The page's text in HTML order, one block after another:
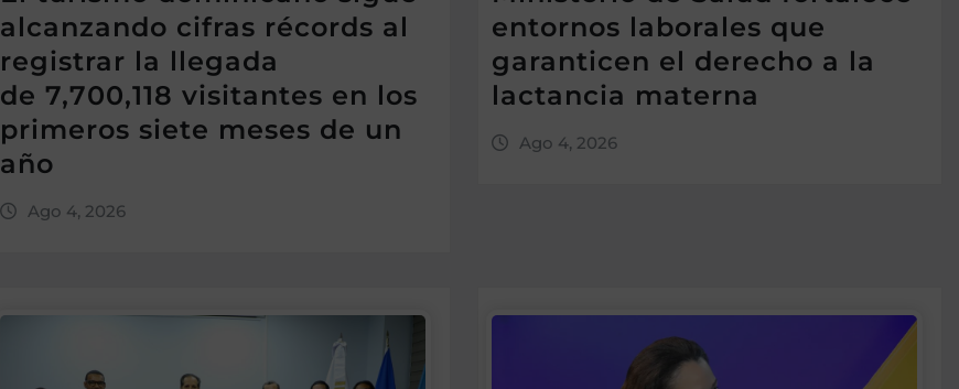
alcanzando cifras récords al
registrar la llegada
de 7,700,118 visitantes en los
primeros siete meses de un
año
Ago 4, 2026
entornos laborales que
garanticen el derecho a la
lactancia materna
Ago 4, 2026